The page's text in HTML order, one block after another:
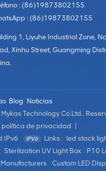
: (86)19873802155
: (86)19873802155
1, Liyuhe Industrial Zone,
Xinhu Street, Guangming
Blog Noticias
Technology Co.Ltd..
política de privacidad
IPv6
Links : led stack
Sterilization UV Light Box P10
Custom LED